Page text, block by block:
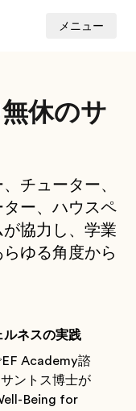
メニュー
休のサ
チューター、
ー、ハウスペ
協力し、学業
ゆる角度から
ネスの実践
Academy諮
ントス博士が
Being for